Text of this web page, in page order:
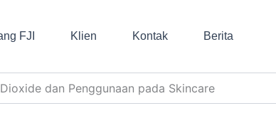
FJI Klien Kontak Berita
dan Penggunaan pada Skincare